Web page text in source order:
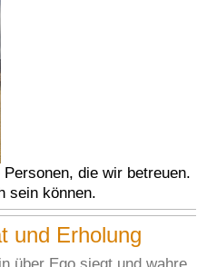
die wir betreuen.
sein können.
und Erholung